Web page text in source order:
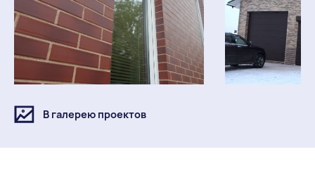
В галерею проектов